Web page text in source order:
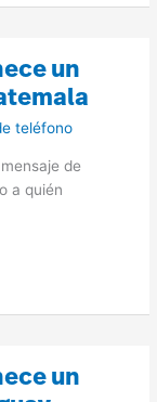
un
teléfono
de
a quién
un